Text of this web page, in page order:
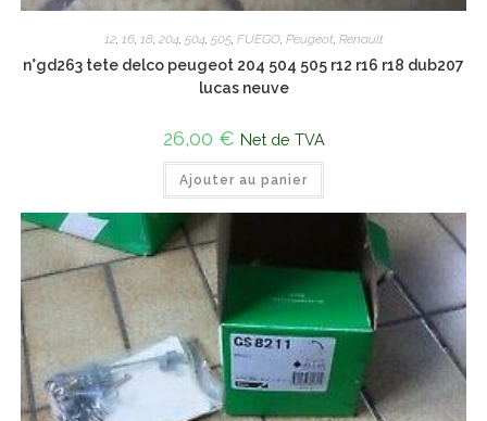
12, 16, 18, 204, 504, 505, FUEGO, Peugeot, Renault
n°gd263 tete delco peugeot 204 504 505 r12 r16 r18 dub207
lucas neuve
26,00 € Net de TVA
Ajouter au panier